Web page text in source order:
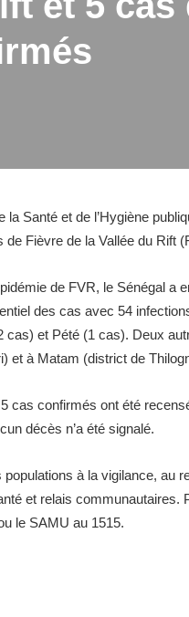
la Santé et de l’Hygiène
de Fièvre de la Vallée du Rift
de FVR, le Sénégal
des cas avec 54
cas) et Pété (1 cas). Deux
et à Matam (district de
cas confirmés ont été
décès n’a été signalé.
populations à la vigilance, au
et relais communautaires.
le SAMU au 1515.